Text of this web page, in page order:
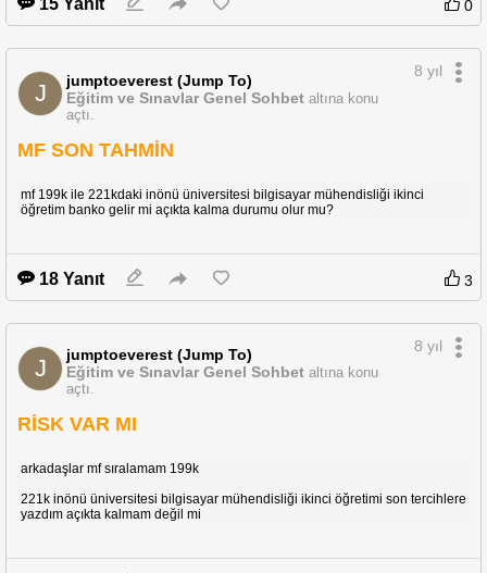
15 Yanıt 0
J
jumptoeverest (Jump To)
Eğitim ve Sınavlar Genel Sohbet altına konu
açtı.
8 yıl
MF SON TAHMİN
mf 199k ile 221kdaki inönü üniversitesi bilgisayar mühendisliği ikinci
öğretim banko gelir mi açıkta kalma durumu olur mu?
18 Yanıt 3
J
jumptoeverest (Jump To)
Eğitim ve Sınavlar Genel Sohbet altına konu
açtı.
8 yıl
RİSK VAR MI
arkadaşlar mf sıralamam 199k
221k inönü üniversitesi bilgisayar mühendisliği ikinci öğretimi son tercihlere
yazdım açıkta kalmam değil mi